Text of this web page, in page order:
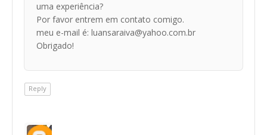
uma experiência?
Por favor entrem em contato comigo.
meu e-mail é: luansaraiva@yahoo.com.br
Obrigado!
Reply